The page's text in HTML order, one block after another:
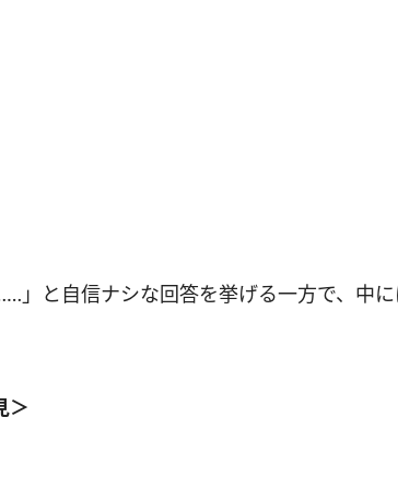
」と自信ナシな回答を挙げる一方で、中
＞